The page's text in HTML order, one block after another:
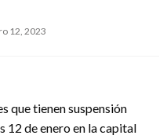
12, 2023
que tienen suspensión
12 de enero en la capital